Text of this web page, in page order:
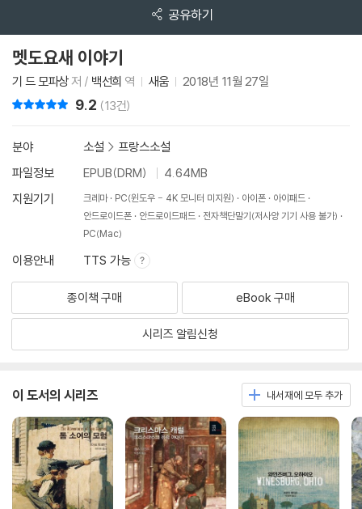
공유하기
멧도요새 이야기
기 드 모파상저 / 백선희 역 새움 2018년 11월 27일
9.2 (13건)
분야 소설 > 프랑스소설
파일정보
EPUB(DRM)
4.64MB
지원기기
크레마 PC(윈도우 - 4K 모니터 미지원) 아이폰
아이패드
안드로이드폰
안드로이드패드
전자책단말기(저사양 기기 사용 불가)
PC(Mac)
이용안내 TTS 가능
종이책 구매 eBook 구매
시리즈 알림신청
이 도서의 시리즈 내서재에 모두 추가